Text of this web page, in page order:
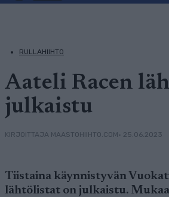
RULLAHIIHTO
Aateli Racen
julkaistu
KIRJOITTAJA MAASTOHIIHTO.COM• 25.06.2023
Tiistaina käynnistyvän
lähtölistat on julkaistu.